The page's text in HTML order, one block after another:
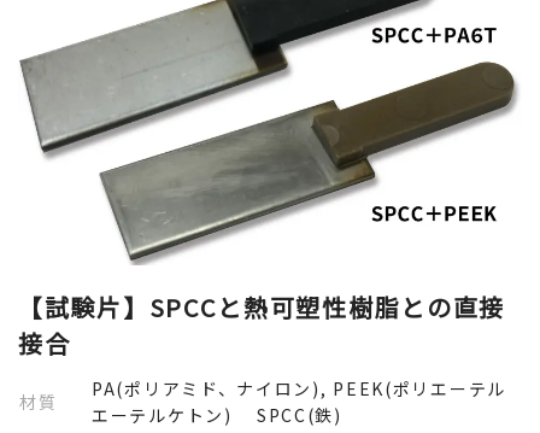
【試験片】SPCCと熱可塑性樹脂との直接
接合
材質
PA(ポリアミド、ナイロン), PEEK(ポリエーテル
エーテルケトン) SPCC(鉄)